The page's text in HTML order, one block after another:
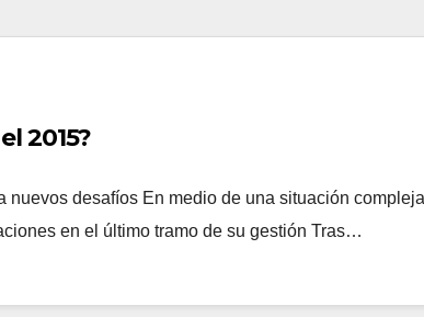
2015?
nuevos desafíos En medio de una situación
en el último tramo de su gestión Tras…